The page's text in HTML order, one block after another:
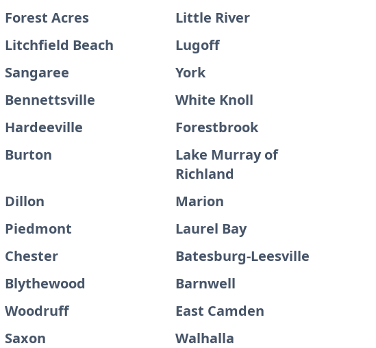
Forest Acres
Little River
Litchfield Beach
Lugoff
Sangaree
York
Bennettsville
White Knoll
Hardeeville
Forestbrook
Burton
Lake Murray of
Richland
Dillon
Marion
Piedmont
Laurel Bay
Chester
Batesburg-Leesville
Blythewood
Barnwell
Woodruff
East Camden
Saxon
Walhalla